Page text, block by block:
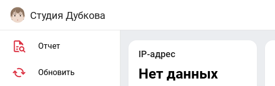
Студия Дубкова
Отчет
Обновить
IP-адрес
Нет данных